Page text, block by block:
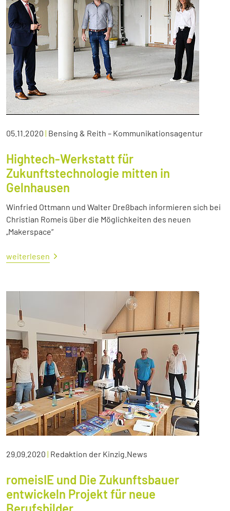
05.11.2020 | Bensing & Reith – Kommunikationsagentur
Hightech-Werkstatt für
Zukunftstechnologie mitten in
Gelnhausen
Winfried Ottmann und Walter Dreßbach informieren sich bei
Christian Romeis über die Möglichkeiten des neuen
„Makerspace“
weiterlesen
29.09.2020 | Redaktion der Kinzig.News
romeisIE und Die Zukunftsbauer
entwickeln Projekt für neue